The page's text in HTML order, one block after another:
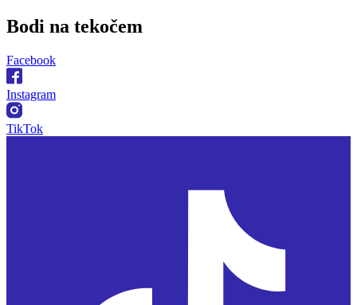
Bodi na tekočem
Facebook
Instagram
TikTok